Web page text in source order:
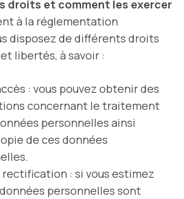
droits et comment les exercer
à la réglementation
disposez de différents droits
libertés, à savoir :
: vous pouvez obtenir des
concernant le traitement
personnelles ainsi
de ces données
: si vous estimez
personnelles sont